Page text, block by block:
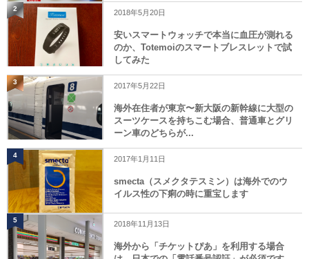
2 2018年5月20日
安いスマートウォッチで本当に血圧が測れる
のか、Totemoiのスマートブレスレットで試
してみた
3 2017年5月22日
海外在住者が東京〜新大阪の新幹線に大型の
スーツケースを持ちこむ場合、普通車とグリ
ーン車のどちらが...
4 2017年1月11日
smecta（スメクタテスミン）は海外でのウ
イルス性の下痢の時に重宝します
5 2018年11月13日
海外から「チケットぴあ」を利用する場合